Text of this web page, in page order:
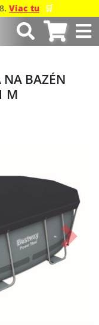
Viac tu 🛒
NA BAZÉN
M
Ďalší